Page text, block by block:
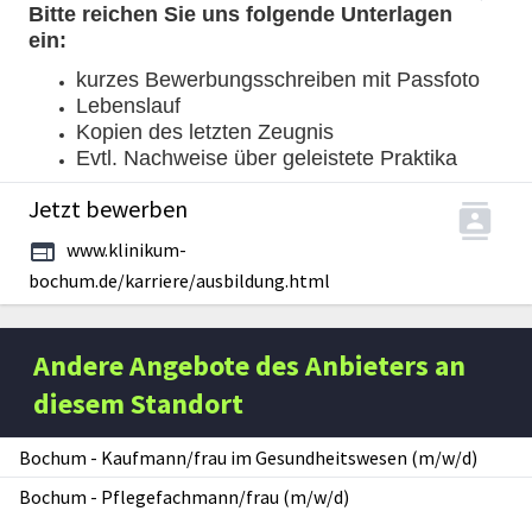
Bitte reichen Sie uns folgende Unterlagen
ein:
kurzes Bewerbungsschreiben mit Passfoto
Lebenslauf
Kopien des letzten Zeugnis
Evtl. Nachweise über geleistete Praktika
Jetzt bewerben
www.klinikum-
bochum.de/karriere/ausbildung.html
Andere Angebote des Anbieters an
diesem Standort
Bochum - Kaufmann/frau im Gesundheitswesen (m/w/d)
Bochum - Pflegefachmann/frau (m/w/d)